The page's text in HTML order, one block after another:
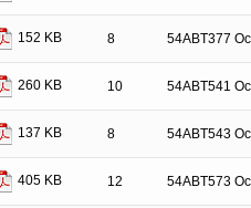
152 KB 8 54ABT377
260 KB 10 54ABT541
137 KB 8 54ABT543
405 KB 12 54ABT573